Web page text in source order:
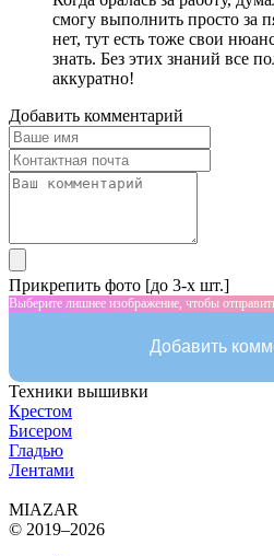
смогу выполнить просто за
нет, тут есть тоже свои
знать. Без этих знаний все
аккуратно!
Добавить комментарий
Прикрепить фото [до 3-х шт.]
Выберите лишнее изображение, чтобы
Добавить
Техники вышивки
Крестом
Бисером
Гладью
Лентами
MIAZAR
© 2019–2026